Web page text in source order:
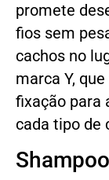
promete
fios sem
cachos no
marca Y,
fixação para
cada tipo de